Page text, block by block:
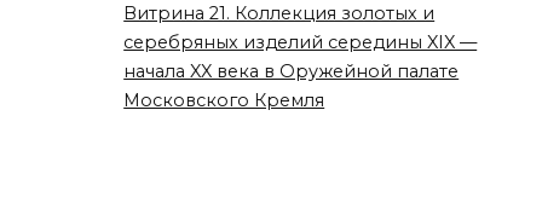
Витрина 21. Коллекция золотых и
серебряных изделий середины XIX —
начала XX века в Оружейной палате
Московского Кремля